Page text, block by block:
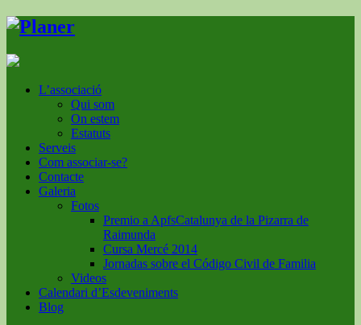
L’associació
Qui som
On estem
Estatuts
Serveis
Com associar-se?
Contacte
Galeria
Fotos
Premio a ApfsCatalunya de la Pizarra de
Raimunda
Cursa Mercé 2014
Jornadas sobre el Código Civil de Familia
Videos
Calendari d’Esdeveniments
Blog